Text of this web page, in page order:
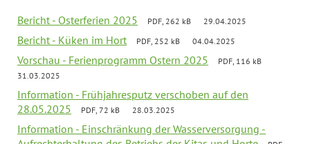
Bericht - Osterferien 2025 PDF, 262 kB 29.04.2025
Bericht - Küken im Hort PDF, 252 kB 04.04.2025
Vorschau - Ferienprogramm Ostern 2025
PDF, 116 kB
31.03.2025
Information - Frühjahresputz verschoben auf den
28.05.2025
PDF, 72 kB 28.03.2025
Information - Einschränkung der Wasserversorgung -